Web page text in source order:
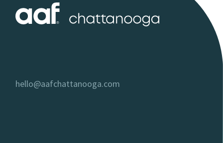
hello@aafchattanooga.com